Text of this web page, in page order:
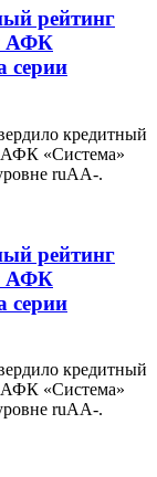
рейтинг
АФК
серии
кредитный
АФК «Система»
ruAА-.
рейтинг
АФК
серии
кредитный
АФК «Система»
ruAА-.